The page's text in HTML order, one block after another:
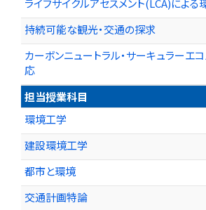
ライフサイクルアセスメント(LCA)によ
持続可能な観光・交通の探求
カーボンニュートラル・サーキュラーエ
応
担当授業科目
環境工学
建設環境工学
都市と環境
交通計画特論